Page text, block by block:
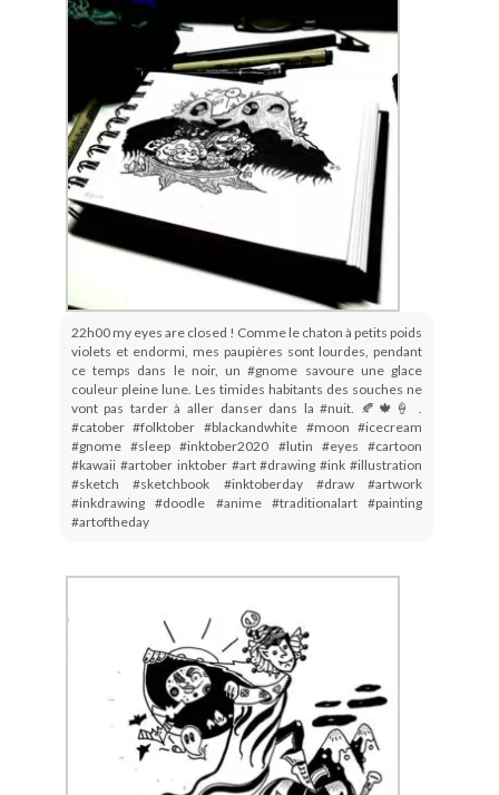
22h00 my eyes are closed ! Comme le chaton à petits poids
violets et endormi, mes paupières sont lourdes, pendant
ce temps dans le noir, un #gnome savoure une glace
couleur pleine lune. Les timides habitants des souches ne
vont pas tarder à aller danser dans la #nuit. 🍂🍁🍦 .
#catober #folktober #blackandwhite #moon #icecream
#gnome #sleep #inktober2020 #lutin #eyes #cartoon
#kawaii #artober inktober #art #drawing #ink #illustration
#sketch #sketchbook #inktoberday #draw #artwork
#inkdrawing #doodle #anime #traditionalart #painting
#artoftheday